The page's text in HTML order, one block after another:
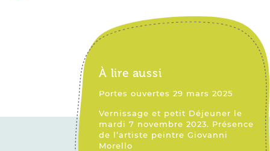
À lire aussi
Portes ouvertes 29 mars 2025
Vernissage et petit Déjeuner le
mardi 7 novembre 2023. Présence
de l’artiste peintre Giovanni
Morello